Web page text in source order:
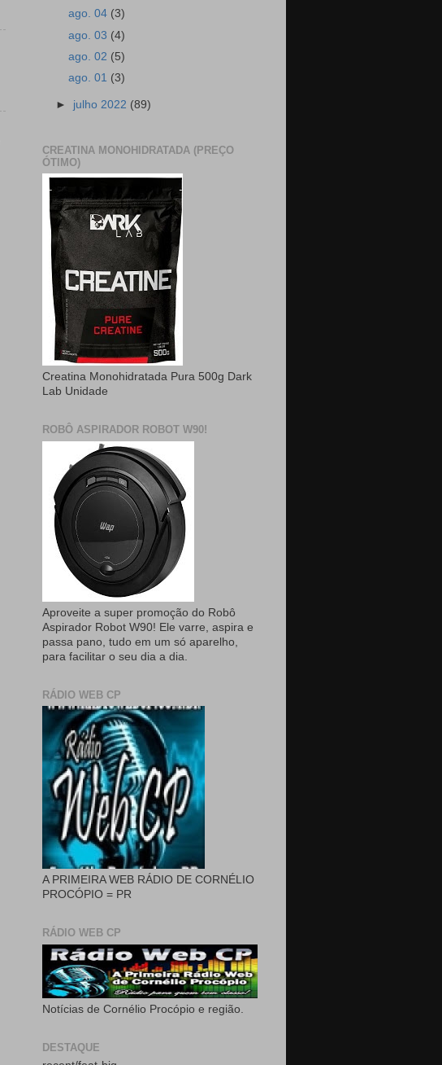
ago. 04 (3)
ago. 03 (4)
ago. 02 (5)
ago. 01 (3)
► julho 2022 (89)
CREATINA MONOHIDRATADA (PREÇO
ÓTIMO)
Creatina Monohidratada Pura 500g Dark
Lab Unidade
ROBÔ ASPIRADOR ROBOT W90!
Aproveite a super promoção do Robô
Aspirador Robot W90! Ele varre, aspira e
passa pano, tudo em um só aparelho,
para facilitar o seu dia a dia.
RÁDIO WEB CP
A PRIMEIRA WEB RÁDIO DE CORNÉLIO
PROCÓPIO = PR
RÁDIO WEB CP
Notícias de Cornélio Procópio e região.
DESTAQUE